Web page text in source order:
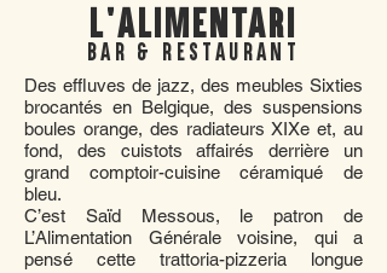
L'ALIMENTARI
BAR & RESTAURANT
Des effluves de jazz, des meubles Sixties
brocantés en Belgique, des suspensions
boules orange, des radiateurs XIXe et, au
fond, des cuistots affairés derrière un
grand comptoir-cuisine céramiqué de
bleu.
C’est Saïd Messous, le patron de
L’Alimentation Générale voisine, qui a
pensé cette trattoria-pizzeria longue